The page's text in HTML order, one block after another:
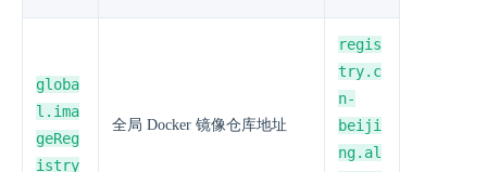
globa
l.ima
geReg
istry
全局 Docker 镜像仓库地址
regis
try.c
n-
beiji
ng.al